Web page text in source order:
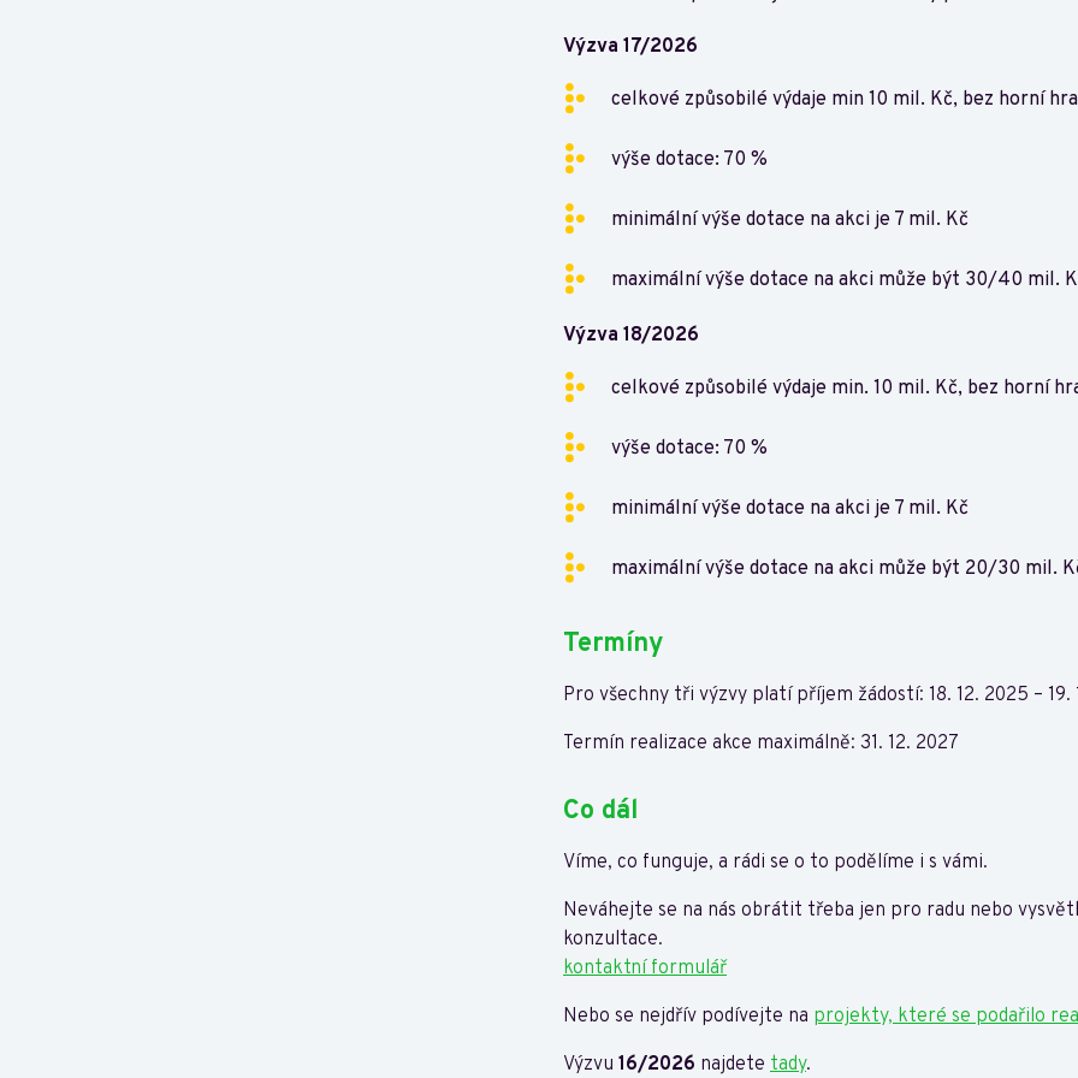
Výzva 17/2026
celkové způsobilé výdaje min 10 mil. Kč, bez horní
výše dotace: 70 %
minimální výše dotace na akci je 7 mil. Kč
maximální výše dotace na akci může být 30/40 mil.
Výzva 18/2026
celkové způsobilé výdaje min. 10 mil. Kč, bez horní
výše dotace: 70 %
minimální výše dotace na akci je 7 mil. Kč
maximální výše dotace na akci může být 20/30 mil.
Termíny
Pro všechny tři výzvy platí příjem žádostí: 18. 12. 2025 – 19.
Termín realizace akce maximálně: 31. 12. 2027
Co dál
Víme, co funguje, a rádi se o to podělíme i s vámi.
Neváhejte se na nás obrátit třeba jen pro radu nebo
konzultace.
kontaktní formulář
Nebo se nejdřív podívejte na projekty, které se podařilo
Výzvu 16/2026 najdete tady.